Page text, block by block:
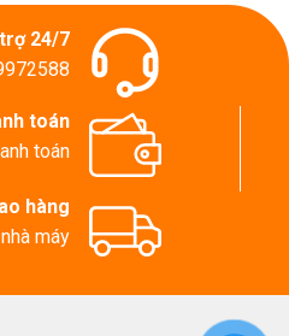
24/7
toán
toán
hàng
máy